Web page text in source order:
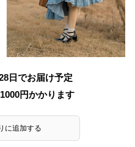
日でお届け予定
1000円かかります
に追加する